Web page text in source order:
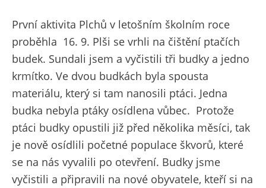
První aktivita Plchů v letošním školním roce
proběhla 16. 9. Plši se vrhli na čištění ptačích
budek. Sundali jsem a vyčistili tři budky a jedno
krmítko. Ve dvou budkách byla spousta
materiálu, který si tam nanosili ptáci. Jedna
budka nebyla ptáky osídlena vůbec. Protože
ptáci budky opustili již před několika měsíci, tak
je nově osídlili početné populace škvorů, které
se na nás vyvalili po otevření. Budky jsme
vyčistili a připravili na nové obyvatele, kteří si na